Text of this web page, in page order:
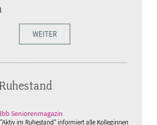
WEITER
Seniorenmagazin
"Aktiv im Ruhestand" informiert alle Kolleginnen